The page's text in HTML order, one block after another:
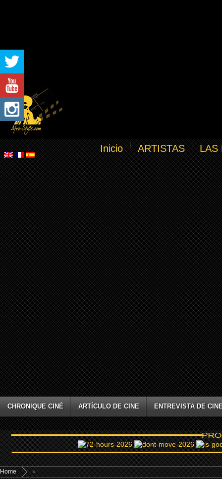
Inicio ARTISTAS LAS
CHRONIQUE CINÉ ARTÍCULO DE CINE ENTREVISTA DE
Home »